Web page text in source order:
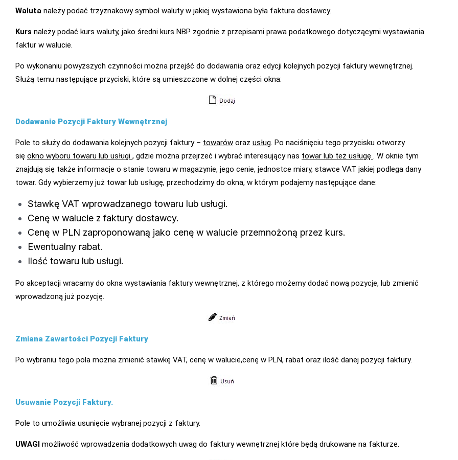
Waluta należy podać trzyznakowy symbol waluty w jakiej wystawiona była faktura dostawcy.
Kurs należy podać kurs waluty, jako średni kurs NBP zgodnie z przepisami prawa podatkowego dotyczącymi wystawiania
faktur w walucie.
Po wykonaniu powyższych czynności można przejść do dodawania oraz edycji kolejnych pozycji faktury wewnętrznej.
Służą temu następujące przyciski, które są umieszczone w dolnej części okna:
Dodawanie Pozycji Faktury Wewnętrznej
Pole to służy do dodawania kolejnych pozycji faktury – towarów oraz usług. Po naciśnięciu tego przycisku otworzy
się okno wyboru towaru lub usługi , gdzie można przejrzeć i wybrać interesujący nas towar lub też usługę . W oknie tym
znajdują się także informacje o stanie towaru w magazynie, jego cenie, jednostce miary, stawce VAT jakiej podlega dany
towar. Gdy wybierzemy już towar lub usługę, przechodzimy do okna, w którym podajemy następujące dane:
Stawkę VAT wprowadzanego towaru lub usługi.
Cenę w walucie z faktury dostawcy.
Cenę w PLN zaproponowaną jako cenę w walucie przemnożoną przez kurs.
Ewentualny rabat.
Ilość towaru lub usługi.
Po akceptacji wracamy do okna wystawiania faktury wewnętrznej, z którego możemy dodać nową pozycje, lub zmienić
wprowadzoną już pozycję.
Zmiana Zawartości Pozycji Faktury
Po wybraniu tego pola można zmienić stawkę VAT, cenę w walucie,cenę w PLN, rabat oraz ilość danej pozycji faktury.
Usuwanie Pozycji Faktury.
Pole to umożliwia usunięcie wybranej pozycji z faktury.
UWAGI możliwość wprowadzenia dodatkowych uwag do faktury wewnętrznej które będą drukowane na fakturze.